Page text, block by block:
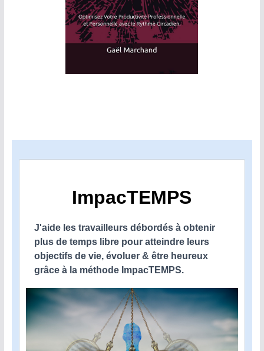
ImpacTEMPS
J'aide les travailleurs débordés à obtenir
plus de temps libre pour atteindre leurs
objectifs de vie, évoluer & être heureux
grâce à la méthode ImpacTEMPS.